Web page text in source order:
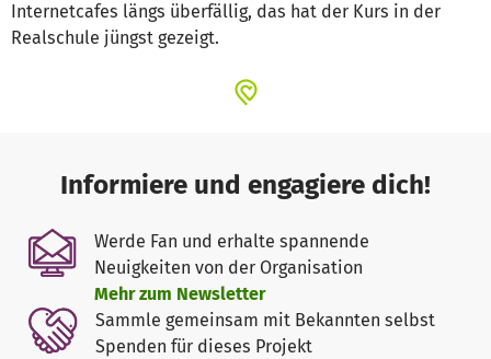
Internetcafes längs überfällig, das hat der Kurs in der
Realschule jüngst gezeigt.
Informiere und engagiere dich!
Werde Fan und erhalte spannende
Neuigkeiten von der Organisation
Mehr zum Newsletter
Sammle gemeinsam mit Bekannten selbst
Spenden für dieses Projekt